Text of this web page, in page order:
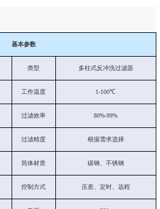
基本参数
类型 多柱式反冲洗过滤器
工作温度 1-100℃
过滤效率 80%-99%
过滤精度 根据需求选择
筒体材质 碳钢、不锈钢
控制方式 压差、定时、远程